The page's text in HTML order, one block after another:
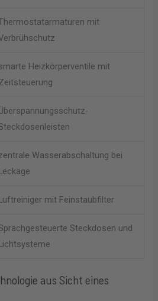
mit
Heizkörperventile mit
Wasserabschaltung bei
mit Feinstaubfilter
Steckdosen und
aus Sicht eines